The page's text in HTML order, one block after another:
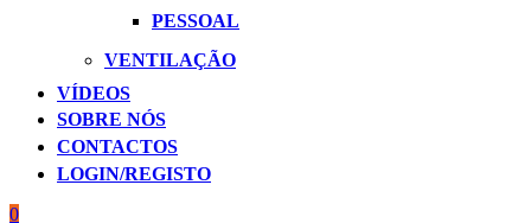
PESSOAL
VENTILAÇÃO
VÍDEOS
SOBRE NÓS
CONTACTOS
LOGIN/REGISTO
0